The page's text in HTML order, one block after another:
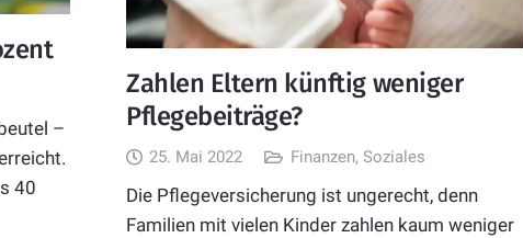
–
40
Zahlen Eltern künftig weniger
Pflegebeiträge?
25. Mai 2022 Finanzen, Soziales
Die Pflegeversicherung ist ungerecht, denn
Familien mit vielen Kinder zahlen kaum weniger